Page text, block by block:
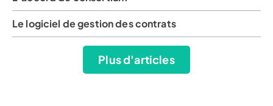
Le logiciel de gestion des contrats
Plus d'articles